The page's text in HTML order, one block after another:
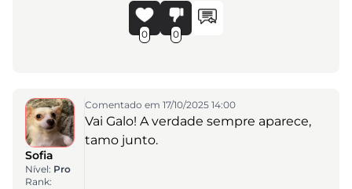
0 0
Sofia
Nível: Pro
Rank:
Comentado em 17/10/2025 14:00
Vai Galo! A verdade sempre aparece,
tamo junto.